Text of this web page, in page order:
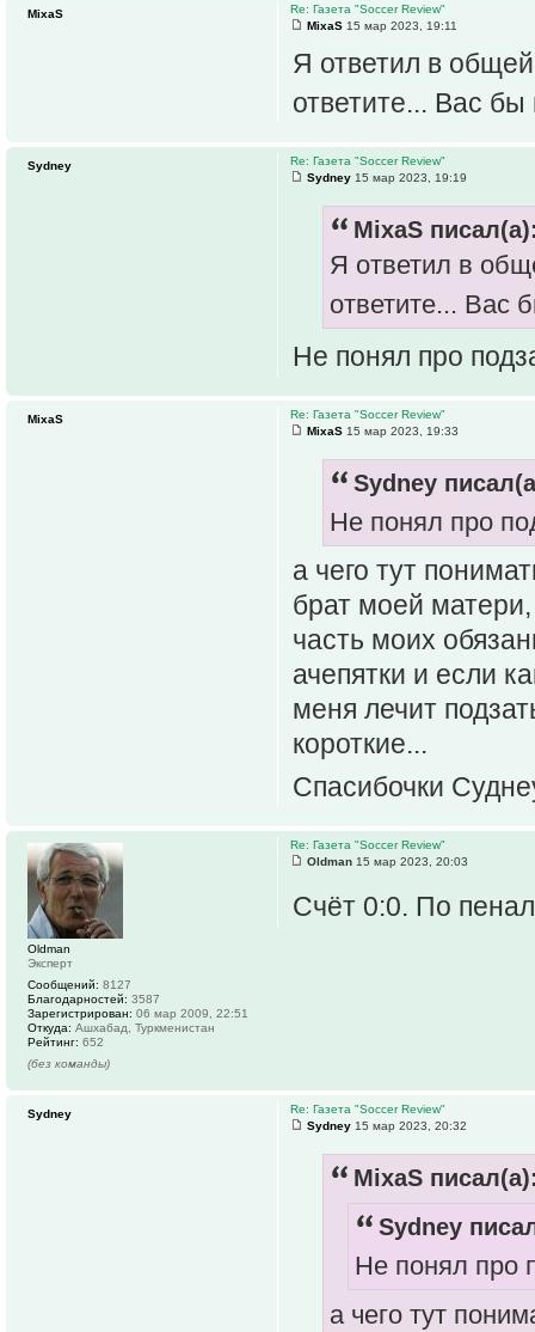
Re: Газета "Soccer Review"
MixaS 15 мар 2023, 19:11
Я ответил в
ответите... Вас
MixaS
Re: Газета "Soccer Review"
Sydney 15 мар 2023, 19:19
MixaS
Я ответил в
ответите... Вас
Не понял про
Sydney
Re: Газета "Soccer Review"
MixaS 15 мар 2023, 19:33
Sydney
Не понял про
а чего тут
брат моей
часть моих
ачепятки и если
меня лечит
короткие...
Спасибочки
MixaS
Re: Газета "Soccer Review"
Oldman 15 мар 2023, 20:03
Счёт 0:0. По
Oldman
Эксперт
Сообщений: 8127
Благодарностей: 3587
Зарегистрирован: 06 мар 2009, 22:51
Откуда: Ашхабад, Туркменистан
Рейтинг: 652
(без команды)
Re: Газета "Soccer Review"
Sydney 15 мар 2023, 20:32
MixaS
Sydney
Не понял про
а чего тут
Sydney